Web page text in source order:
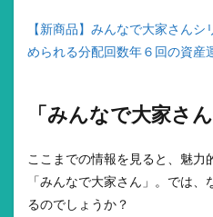
【新商品】みんなで大家さん
められる分配回数年６回の資産
「みんなで大家さ
ここまでの情報を見ると、魅力
「みんなで大家さん」。では
るのでしょうか？